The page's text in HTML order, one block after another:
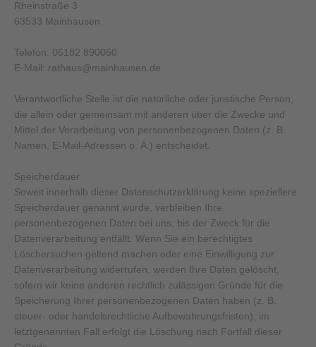
Rheinstraße 3
63533 Mainhausen
Telefon: 06182 890060
E-Mail: rathaus@mainhausen.de
Verantwortliche Stelle ist die natürliche oder juristische Person,
die allein oder gemeinsam mit anderen über die Zwecke und
Mittel der Verarbeitung von personenbezogenen Daten (z. B.
Namen, E-Mail-Adressen o. Ä.) entscheidet.
Speicherdauer
Soweit innerhalb dieser Datenschutzerklärung keine speziellere
Speicherdauer genannt wurde, verbleiben Ihre
personenbezogenen Daten bei uns, bis der Zweck für die
Datenverarbeitung entfällt. Wenn Sie ein berechtigtes
Löschersuchen geltend machen oder eine Einwilligung zur
Datenverarbeitung widerrufen, werden Ihre Daten gelöscht,
sofern wir keine anderen rechtlich zulässigen Gründe für die
Speicherung Ihrer personenbezogenen Daten haben (z. B.
steuer- oder handelsrechtliche Aufbewahrungsfristen); im
letztgenannten Fall erfolgt die Löschung nach Fortfall dieser